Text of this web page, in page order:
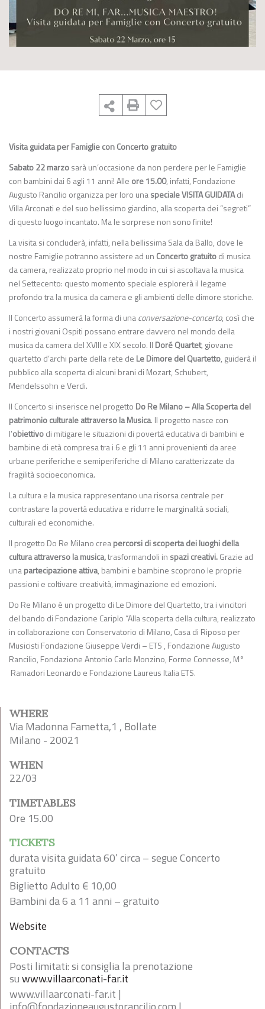
Visita guidata per Famiglie con Concerto gratuito
Sabato 22 marzosarà un’occasione da non perdere per le Famiglie
con bambini dai 6 agli 11 anni! Alle ore 15.00, infatti, Fondazione
Augusto Rancilio organizza per loro unaspeciale VISITA GUIDATAdi
Villa Arconati e del suo bellissimo giardino, alla scoperta dei “segreti”
di questo luogo incantato. Ma le sorprese non sono finite!
La visita si concluderà, infatti, nella bellissima Sala da Ballo, dove le
nostre Famiglie potranno assistere ad un Concerto gratuitodi musica
da camera, realizzato proprio nel modo in cui si ascoltava la musica
nel Settecento: questo momento speciale esplorerà il legame
profondo tra la musica da camera e gli ambienti delle dimore storiche.
Il Concerto assumerà la forma di unaconversazione-concerto, così che
i nostri giovani Ospiti possano entrare davvero nel mondo della
musica da camera del XVIII e XIX secolo. Il Doré Quartet, giovane
quartetto d’archi parte della rete de Le Dimore del Quartetto, guiderà il
pubblico alla scoperta di alcuni brani di Mozart, Schubert,
Mendelssohn e Verdi.
Il Concerto si inserisce nel progetto Do Re Milano – Alla Scoperta del
patrimonio culturale attraverso la Musica. Il progetto nasce con
l’obiettivodi mitigare le situazioni di povertà educativa di bambini e
bambine di età compresa tra i 6 e gli 11 anni provenienti da aree
urbane periferiche e semiperiferiche di Milano caratterizzate da
fragilità socioeconomica.
La cultura e la musica rappresentano una risorsa centrale per
contrastare la povertà educativa e ridurre le marginalità sociali,
culturali ed economiche.
Il progetto Do Re Milano creapercorsi di scoperta dei luoghi della
cultura attraverso la musica,trasformandoli in spazi creativi.Grazie ad
unapartecipazione attiva, bambini e bambine scoprono le proprie
passioni e coltivare creatività, immaginazione ed emozioni.
Do Re Milano è un progetto di Le Dimore del Quartetto, tra i vincitori
del bando di Fondazione Cariplo “Alla scoperta della cultura, realizzato
in collaborazione con Conservatorio di Milano, Casa di Riposo per
Musicisti Fondazione Giuseppe Verdi – ETS , Fondazione Augusto
Rancilio, Fondazione Antonio Carlo Monzino, Forme Connesse, M°
Ramadori Leonardo e Fondazione Laureus Italia ETS.
WHERE
Via Madonna Fametta,1 , Bollate
Milano - 20021
WHEN
22/03
TIMETABLES
Ore 15.00
TICKETS
durata visita guidata 60’ circa – segue Concerto
gratuito
Biglietto Adulto € 10,00
Bambini da 6 a 11 anni – gratuito
Website
CONTACTS
Posti limitati: si consiglia la prenotazione
suwww.villaarconati-far.it
www.villaarconati-far.it |